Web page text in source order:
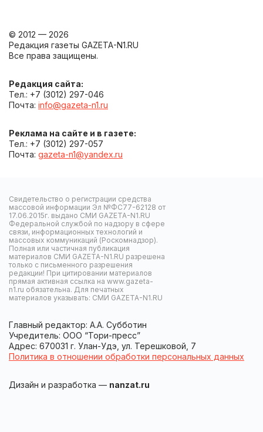
© 2012 — 2026
Редакция газеты GAZETA-N1.RU
Все права защищены.
Редакция сайта:
Тел.: +7 (3012) 297-046
Почта: info@gazeta-n1.ru
Реклама на сайте и в газете:
Тел.: +7 (3012) 297-057
Почта: gazeta-n1@yandex.ru
Свидетельство о регистрации средства
массовой информации Эл №ФС77-62128 от
17.06.2015г. выдано СМИ GAZETA-N1.RU
Федеральной службой по надзору в сфере
связи, информационных технологий и
массовых коммуникаций (Роскомнадзор).
Полная или частичная публикация
материалов СМИ GAZETA-N1.RU разрешена
только с письменного разрешения
редакции! При цитировании материалов
прямая активная ссылка на www.gazeta-
n1.ru обязательна. Для печатных
материалов указывать: СМИ GAZETA-N1.RU
Главный редактор: А.А. Субботин
Учредитель: ООО “Тори-пресс”
Адрес: 670031 г. Улан-Удэ, ул. Терешковой, 7
Политика в отношении обработки персональных данных
Дизайн и разработка — nanzat.ru